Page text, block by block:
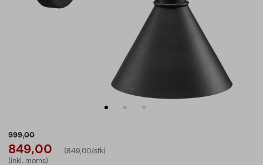
999,00
849,00
(849,00/stk)
(inkl. moms)